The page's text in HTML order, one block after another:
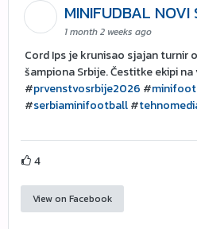
MINIFUDBAL NOVI
1 month 2 weeks ago
Cord Ips je krunisao sjajan turnir
šampiona Srbije. Čestitke ekipi
#prvenstvosrbije2026 #
#serbiaminifootball#
4
View on Facebook